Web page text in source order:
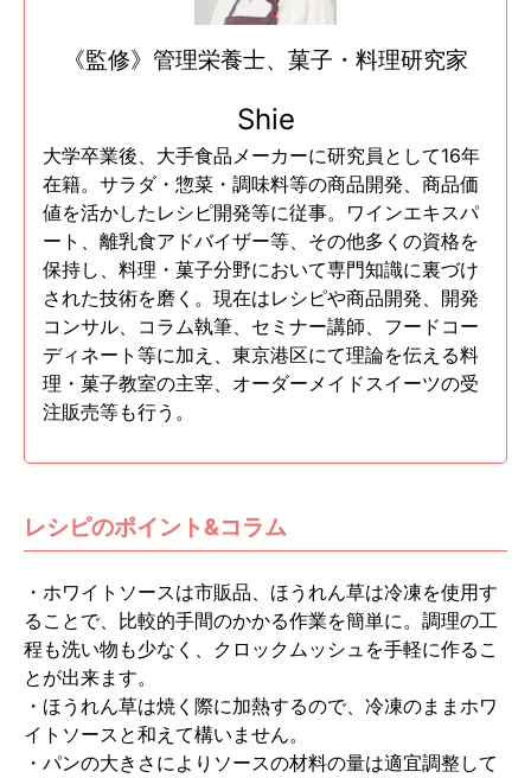
《監修》管理栄養士、菓子・料理研究家
Shie
大学卒業後、大手食品メーカーに研究員として16年
在籍。サラダ・惣菜・調味料等の商品開発、商品価
値を活かしたレシピ開発等に従事。ワインエキスパ
ート、離乳食アドバイザー等、その他多くの資格を
保持し、料理・菓子分野において専門知識に裏づけ
された技術を磨く。現在はレシピや商品開発、開発
コンサル、コラム執筆、セミナー講師、フードコー
ディネート等に加え、東京港区にて理論を伝える料
理・菓子教室の主宰、オーダーメイドスイーツの受
注販売等も行う。
レシピのポイント&コラム
・ホワイトソースは市販品、ほうれん草は冷凍を使用す
ることで、比較的手間のかかる作業を簡単に。調理の工
程も洗い物も少なく、クロックムッシュを手軽に作るこ
とが出来ます。
・ほうれん草は焼く際に加熱するので、冷凍のままホワ
イトソースと和えて構いません。
・パンの大きさによりソースの材料の量は適宜調整して